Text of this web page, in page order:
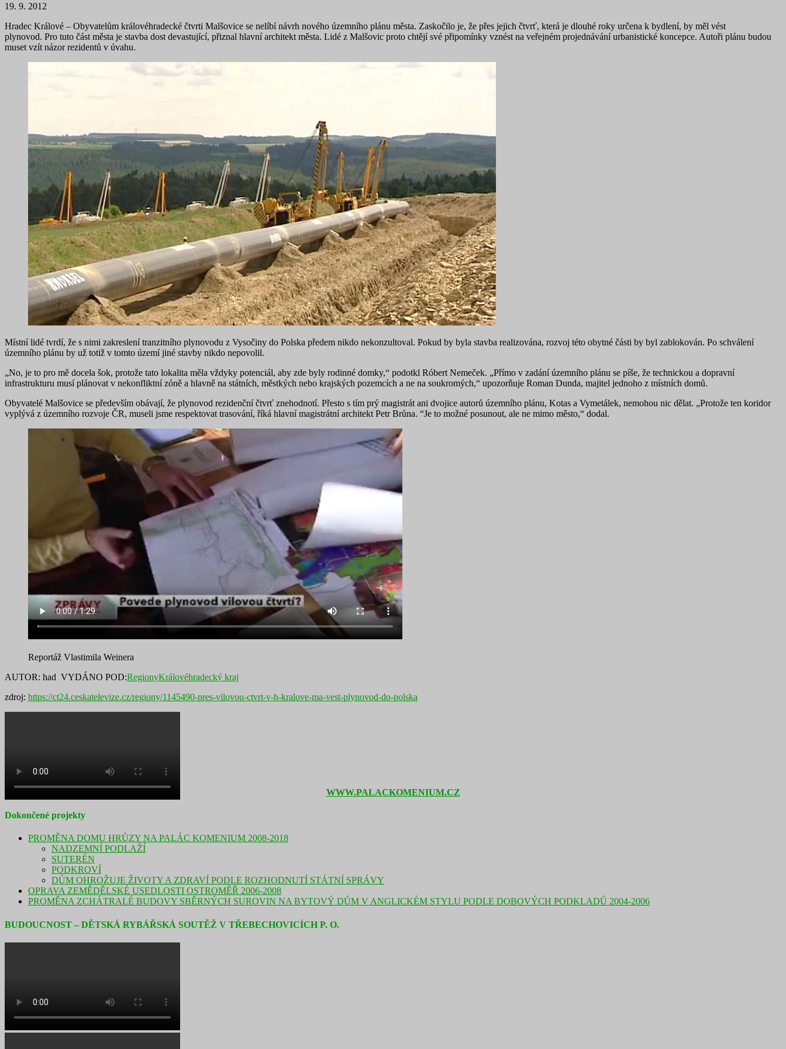
19. 9. 2012
Hradec Králové – Obyvatelům královéhradecké čtvrti Malšovice se nelíbí návrh nového územního plánu města. Zaskočilo je, že přes jejich čtvrť, která je dlouhé roky určena k bydlení, by měl vést
plynovod. Pro tuto část města je stavba dost devastující, přiznal hlavní architekt města. Lidé z Malšovic proto chtějí své připomínky vznést na veřejném projednávání urbanistické koncepce. Autoři plánu budou
muset vzít názor rezidentů v úvahu.
Místní lidé tvrdí, že s nimi zakreslení tranzitního plynovodu z Vysočiny do Polska předem nikdo nekonzultoval. Pokud by byla stavba realizována, rozvoj této obytné části by byl zablokován. Po schválení
územního plánu by už totiž v tomto území jiné stavby nikdo nepovolil.
„No, je to pro mě docela šok, protože tato lokalita měla vždyky potenciál, aby zde byly rodinné domky,“ podotkl Róbert Nemeček. „Přímo v zadání územního plánu se píše, že technickou a dopravní
infrastrukturu musí plánovat v nekonfliktní zóně a hlavně na státních, městkých nebo krajských pozemcích a ne na soukromých,“ upozorňuje Roman Dunda, majitel jednoho z místních domů.
Obyvatelé Malšovice se především obávají, že plynovod rezidenční čtvrť znehodnotí. Přesto s tím prý magistrát ani dvojice autorů územního plánu, Kotas a Vymetálek, nemohou nic dělat. „Protože ten koridor
vyplývá z územního rozvoje ČR, museli jsme respektovat trasování, říká hlavní magistrátní architekt Petr Brůna. “Je to možné posunout, ale ne mimo město,“ dodal.
Reportáž Vlastimila Weinera
AUTOR: had VYDÁNO POD:RegionyKrálovéhradecký kraj
zdroj: https://ct24.ceskatelevize.cz/regiony/1145490-pres-vilovou-ctvrt-v-h-kralove-ma-vest-plynovod-do-polska
WWW.PALACKOMENIUM.CZ
Dokončené projekty
PROMĚNA DOMU HRŮZY NA PALÁC KOMENIUM 2008-2018
NADZEMNÍ PODLAŽÍ
SUTERÉN
PODKROVÍ
DŮM OHROŽUJE ŽIVOTY A ZDRAVÍ PODLE ROZHODNUTÍ STÁTNÍ SPRÁVY
OPRAVA ZEMĚDĚLSKÉ USEDLOSTI OSTROMĚŘ 2006-2008
PROMĚNA ZCHÁTRALÉ BUDOVY SBĚRNÝCH SUROVIN NA BYTOVÝ DŮM V ANGLICKÉM STYLU PODLE DOBOVÝCH PODKLADŮ 2004-2006
BUDOUCNOST – DĚTSKÁ RYBÁŘSKÁ SOUTĚŽ V TŘEBECHOVICÍCH P. O.